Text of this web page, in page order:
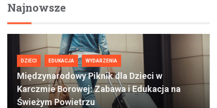
Najnowsze
DZIECI EDUKACJA WYDARZENIA
Międzynarodowy Piknik dla Dzieci w
Karczmie Borowej: Zabawa i Edukacja na
Świeżym Powietrzu